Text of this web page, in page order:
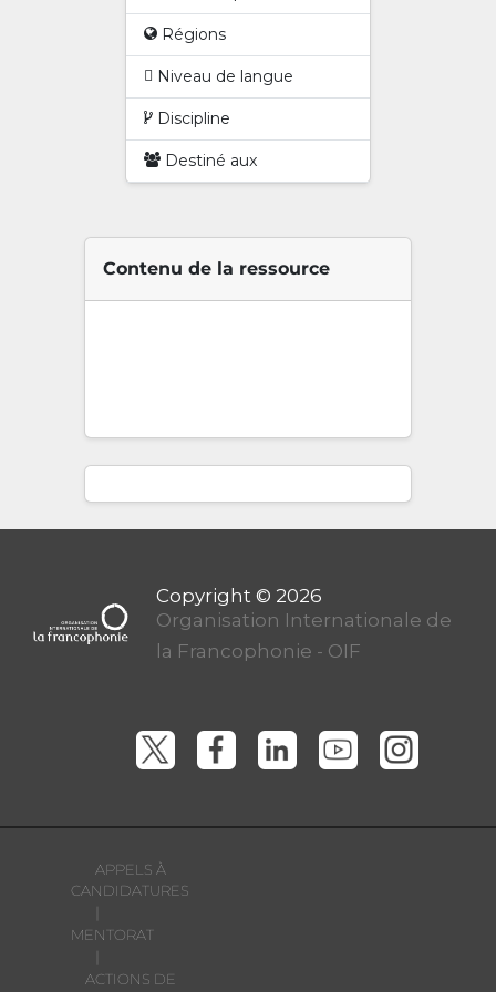
Régions
Niveau de langue
Discipline
Destiné aux
Contenu de la ressource
APPELS À
CANDIDATURES
MENTORAT
ACTIONS DE
Organisation Internationale de
la Francophonie - OIF